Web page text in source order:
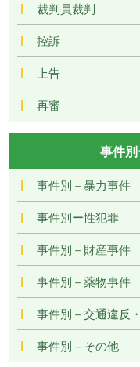
裁判員裁判
控訴
上告
再審
事件
事件別－暴力事件
事件別ー性犯罪
事件別－財産事件
事件別－薬物事件
事件別－交通違反
事件別－その他